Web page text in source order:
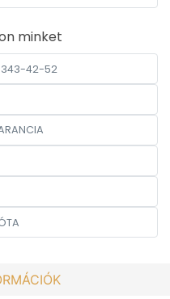
minket
343-42-52